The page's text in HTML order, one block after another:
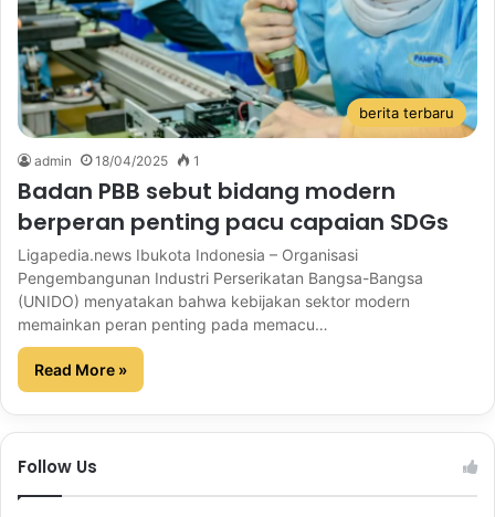
berita terbaru
admin 18/04/2025 1
Badan PBB sebut bidang modern
berperan penting pacu capaian SDGs
Ligapedia.news Ibukota Indonesia – Organisasi
Pengembangunan Industri Perserikatan Bangsa-Bangsa
(UNIDO) menyatakan bahwa kebijakan sektor modern
memainkan peran penting pada memacu…
Read More »
Follow Us